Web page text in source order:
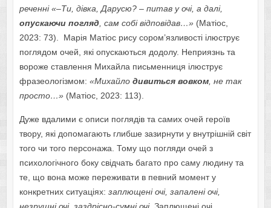
реченні «–Ти, дівка, Дарусю? – питав у очі, а далі,
опускаючи погляд, сам собі відповідав…»(Матіос,
2023: 73). Марія Матіос рису сором’язливості ілюструє
поглядом очей, які опускаються додолу. Неприязнь та
вороже ставлення Михайла письменниця ілюструє
фразеологізмом: «Михайло дивиться вовком, не так
просто…»(Матіос, 2023: 113).
Дуже вдалими є описи поглядів та самих очей героїв
твору, які допомагають глибше зазирнути у внутрішній світ
того чи того персонажа. Тому що погляди очей з
психологічного боку свідчать багато про саму людину та
те, що вона може переживати в певний момент у
конкретних ситуаціях: заплющені очі, запалені очі,